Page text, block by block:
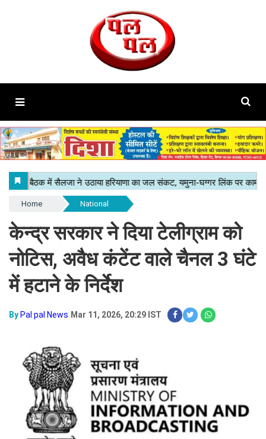
Home National
केन्द्र सरकार ने दिया टेलीग्राम को
नोटिस, अवैध कंटेंट वाले चैनल 3 घंटे
में हटाने के निर्देश​​​​​​​
By Pal pal News Mar 11, 2026, 20:29 IST